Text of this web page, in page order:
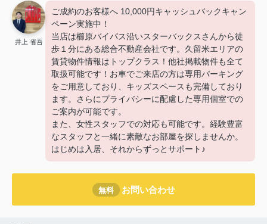
井上 省吾
ご成約のお客様へ 10,000円キャッシュバックキャン
ペーン実施中！
当店は櫛原バイパス沿いスターバックスさんから徒
歩１分にある総合不動産会社です。久留米エリアの
賃貸物件情報はトップクラス！他社掲載物件も全て
取扱可能です！お車でご来店の方は専用パーキング
をご用意しており、キッズスペースも完備しており
ます。さらにプライバシーに配慮した専用個室での
ご案内が可能です。
また、女性スタッフでの対応も可能です。経験豊富
なスタッフと一緒に素敵なお部屋を探しませんか。
はじめは入居、それからずっとサポート♪
無料 お問い合わせ